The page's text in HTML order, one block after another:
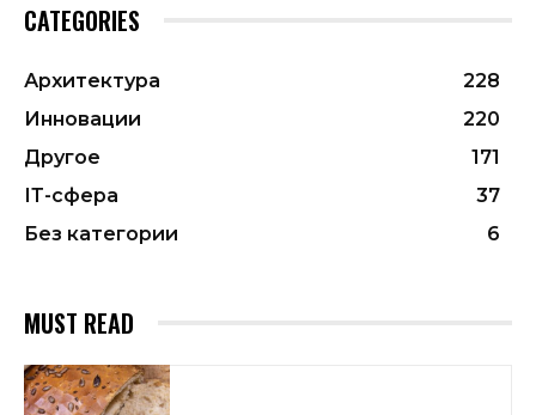
CATEGORIES
Архитектура
228
Инновации
220
Другое
171
ІТ-сфера
37
Без категории
6
MUST READ